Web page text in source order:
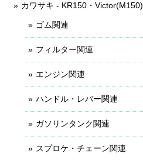
カワサキ - KR150・Victor(M150)
ゴム関連
フィルター関連
エンジン関連
ハンドル・レバー関連
ガソリンタンク関連
スプロケ・チェーン関連